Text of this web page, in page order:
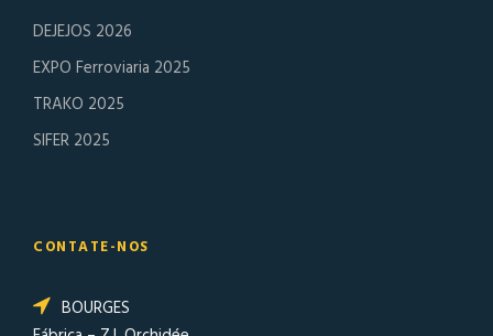
DEJEJOS 2026
EXPO Ferroviaria 2025
TRAKO 2025
SIFER 2025
CONTATE-NOS
BOURGES